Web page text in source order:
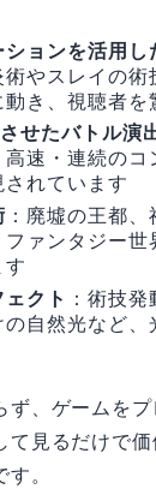
ョンを活用し
術やスレイの
き、視聴者を
せたバトル演
速・連続のコ
れています
：廃墟の王都
ァンタジー世
す
クト
：術技
の自然光など、
ず、ゲームを
て見るだけで
。